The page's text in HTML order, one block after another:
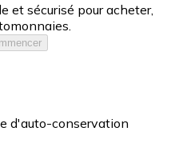
et sécurisé pour acheter,
d'auto-conservation